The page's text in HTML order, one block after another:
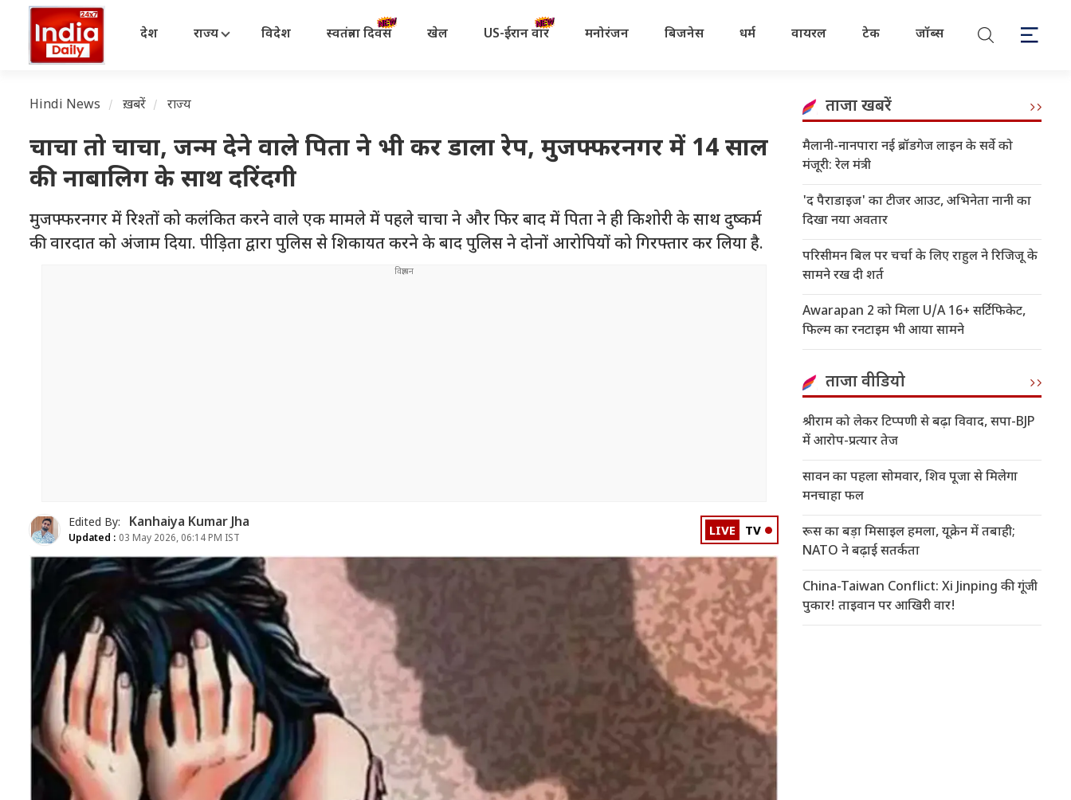
देश राज्य विदेश स्वतंत्रता दिवस खेल US-ईरान वॉर मनोरंजन बिजनेस धर्म वायरल टेक जॉब्स
Hindi News ख़बरें राज्य
चाचा तो चाचा, जन्म देने वाले पिता ने भी कर डाला रेप, मुजफ्फरनगर में 14 साल
की नाबालिग के साथ दरिंदगी
मुजफ्फरनगर में रिश्तों को कलंकित करने वाले एक मामले में पहले चाचा ने और फिर बाद में पिता ने ही किशोरी के साथ दुष्कर्म
की वारदात को अंजाम दिया. पीड़िता द्वारा पुलिस से शिकायत करने के बाद पुलिस ने दोनों आरोपियों को गिरफ्तार कर लिया है.
Edited By: Kanhaiya Kumar Jha
Updated : 03 May 2026, 06:14 PM IST LIVE TV
ताजा खबरें
मैलानी-नानपारा नई ब्रॉडगेज लाइन के सर्वे को
मंजूरी: रेल मंत्री
'द पैराडाइज' का टीजर आउट, अभिनेता नानी का
दिखा नया अवतार
परिसीमन बिल पर चर्चा के लिए राहुल ने रिजिजू के
सामने रख दी शर्त
Awarapan 2 को मिला U/A 16+ सर्टिफिकेट,
फिल्म का रनटाइम भी आया सामने
ताजा वीडियो
श्रीराम को लेकर टिप्पणी से बढ़ा विवाद, सपा-BJP
में आरोप-प्रत्यार तेज
सावन का पहला सोमवार, शिव पूजा से मिलेगा
मनचाहा फल
रूस का बड़ा मिसाइल हमला, यूक्रेन में तबाही;
NATO ने बढ़ाई सतर्कता
China-Taiwan Conflict: Xi Jinping की गूंजी
पुकार! ताइवान पर आखिरी वार!